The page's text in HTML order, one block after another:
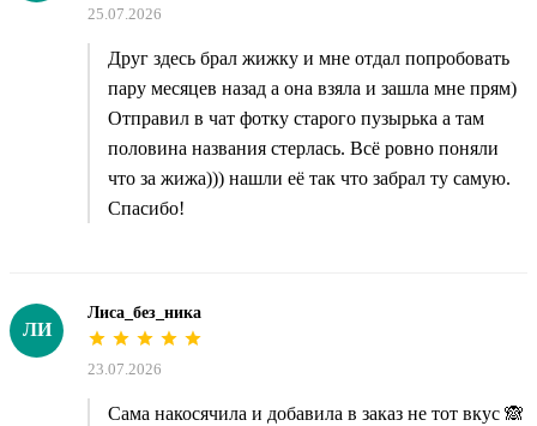
25.07.2026
Друг здесь брал жижку и мне отдал попробовать
пару месяцев назад а она взяла и зашла мне прям)
Отправил в чат фотку старого пузырька а там
половина названия стерлась. Всё ровно поняли
что за жижа))) нашли её так что забрал ту самую.
Спасибо!
ЛИ
Лиса_без_ника
23.07.2026
Сама накосячила и добавила в заказ не тот вкус 🙈